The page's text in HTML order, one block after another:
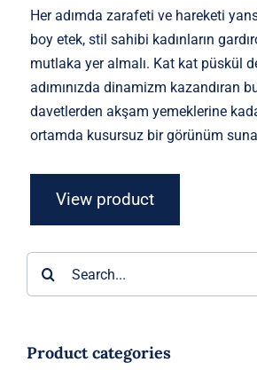
3.900 ₺.
fiyat:
Her adımda zarafeti ve hareketi
boy etek, stil sahibi kadınların
mutlaka yer almalı. Kat kat püskül
adımınızda dinamizm kazandıran
davetlerden akşam yemeklerine
ortamda kusursuz bir görünüm
View product
Product categories